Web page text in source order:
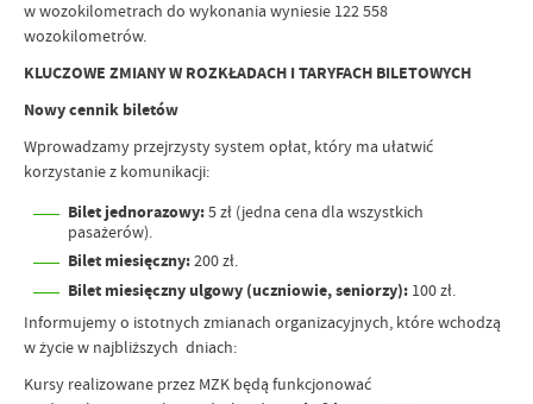
w wozokilometrach do wykonania wyniesie 122 558
wozokilometrów.
KLUCZOWE ZMIANY W ROZKŁADACH I TARYFACH BILETOWYCH
Nowy cennik biletów
Wprowadzamy przejrzysty system opłat, który ma ułatwić
korzystanie z komunikacji:
Bilet jednorazowy:5 zł (jedna cena dla wszystkich
pasażerów).
Bilet miesięczny:200 zł.
Bilet miesięczny ulgowy (uczniowie, seniorzy): 100 zł.
Informujemy o istotnych zmianach organizacyjnych, które wchodzą
w życie w najbliższych dniach:
Kursy realizowane przez MZK będą funkcjonować